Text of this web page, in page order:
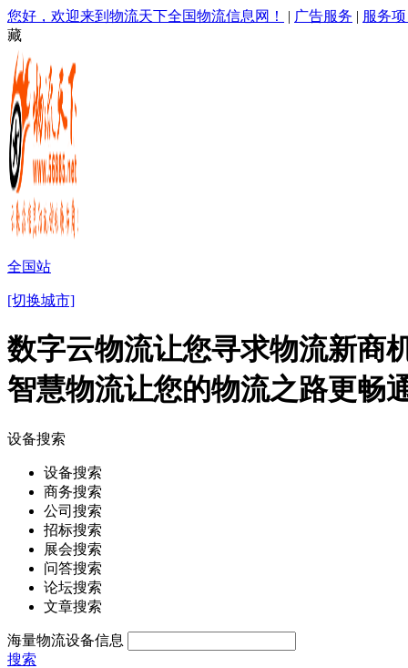
您好，欢迎来到物流天下全国物流信息网！ | 广告服务 | 服务
藏
全国站
[切换城市]
数字云物流让您寻求物流新商
智慧物流让您的物流之路更畅
设备搜索
设备搜索
商务搜索
公司搜索
招标搜索
展会搜索
问答搜索
论坛搜索
文章搜索
海量物流设备信息
搜索